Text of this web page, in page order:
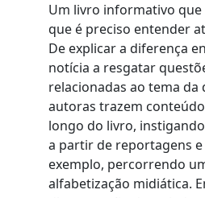
Um livro informativo
que é preciso entender
De explicar a diferença
notícia a resgatar
relacionadas ao tema da
autoras trazem
longo do livro,
a partir de reportagens
exemplo, percorrendo
alfabetização midiática.